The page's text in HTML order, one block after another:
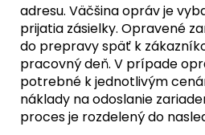
adresu. Väčšina opráv je
prijatia zásielky. Opravené
do prepravy späť k
pracovný deň. V prípade
potrebné k jednotlivým
náklady na odoslanie
proces je rozdelený do